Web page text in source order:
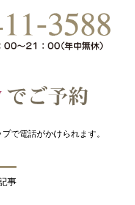
で電話がかけられます。
事